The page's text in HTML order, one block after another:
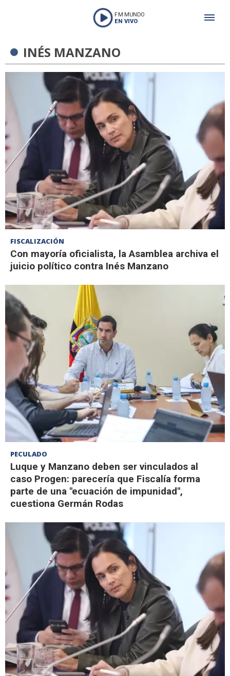
FM MUNDO
EN VIVO
INÉS MANZANO
FISCALIZACIÓN
Con mayoría oficialista, la Asamblea archiva el
juicio político contra Inés Manzano
PECULADO
Luque y Manzano deben ser vinculados al
caso Progen: parecería que Fiscalía forma
parte de una "ecuación de impunidad",
cuestiona Germán Rodas